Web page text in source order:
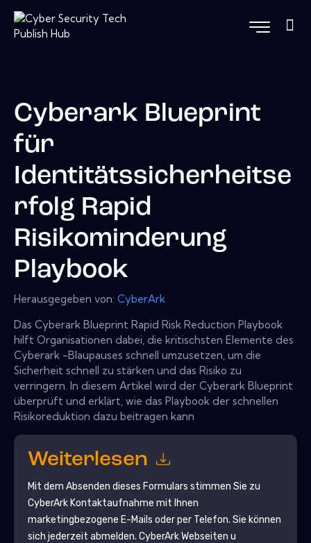
Cyberark Blueprint
für
Identitätssicherheitse
rfolg Rapid
Risikominderung
Playbook
Herausgegeben von: CyberArk
Das Cyberark Blueprint Rapid Risk Reduction Playbook
hilft Organisationen dabei, die kritischsten Elemente des
Cyberark -Blaupauses schnell umzusetzen, um die
Sicherheit schnell zu stärken und das Risiko zu
verringern. In diesem Artikel wird der Cyberark Blueprint
überprüft und erklärt, wie das Playbook der schnellen
Risikoreduktion dazu beitragen kann
Weiterlesen
Mit dem Absenden dieses Formulars stimmen Sie zu
CyberArkKontaktaufnahme mit Ihnen
marketingbezogene E-Mails oder per Telefon. Sie können
sich jederzeit abmelden. CyberArkWebseiten u